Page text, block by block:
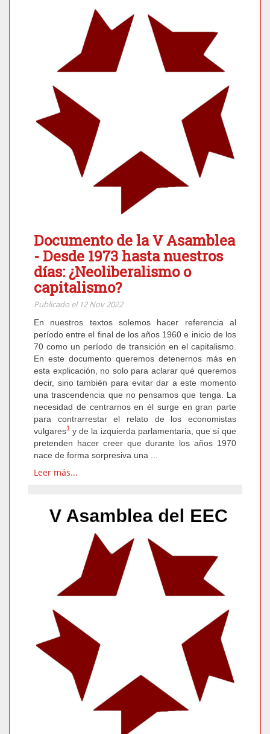
Documento de la V Asamblea
- Desde 1973 hasta nuestros
días: ¿Neoliberalismo o
capitalismo?
Publicado el 12 Nov 2022
En nuestros textos solemos hacer referencia al
período entre el final de los años 1960 e inicio de los
70 como un período de transición en el capitalismo.
En este documento queremos detenernos más en
esta explicación, no solo para aclarar qué queremos
decir, sino también para evitar dar a este momento
una trascendencia que no pensamos que tenga. La
necesidad de centrarnos en él surge en gran parte
para contrarrestar el relato de los economistas
vulgares1 y de la izquierda parlamentaria, que sí que
pretenden hacer creer que durante los años 1970
nace de forma sorpresiva una ...
Leer más...